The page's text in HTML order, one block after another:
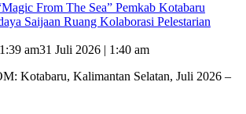
From The Sea” Pemkab Kotabaru
Saijaan Ruang Kolaborasi Pelestarian
am31 Juli 2026 | 1:40 am
Kotabaru, Kalimantan Selatan, Juli 2026 –